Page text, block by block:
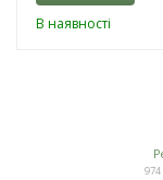
В наявності